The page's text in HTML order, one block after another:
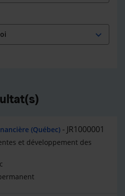
expand_more
(Québec) JR1000001
et développement des